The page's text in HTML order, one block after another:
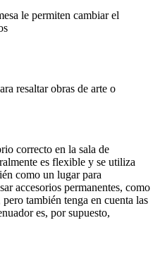
le permiten cambiar el
resaltar obras de arte o
correcto en la sala de
es flexible y se utiliza
como un lugar para
accesorios permanentes, como
también tenga en cuenta las
es, por supuesto,